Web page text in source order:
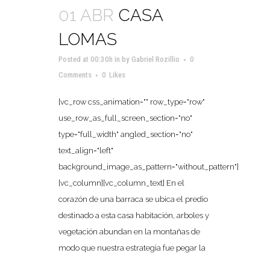
01 ABR CASA
LOMAS
Posted at 00:30h in by Gabriel Rozillio
0
Comments
0 Likes
[vc_row css_animation="" row_type="row"
use_row_as_full_screen_section="no"
type="full_width" angled_section="no"
text_align="left"
background_image_as_pattern="without_pattern"]
[vc_column][vc_column_text] En el
corazón de una barraca se ubica el predio
destinado a esta casa habitación, arboles y
vegetación abundan en la montañas de
modo que nuestra estrategia fue pegar la